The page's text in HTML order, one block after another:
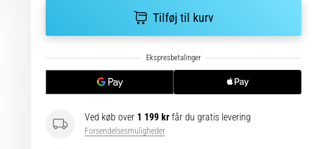
Tilføj til kurv
Ved køb over 1 199 kr får du gratis levering
Forsendelsesmuligheder